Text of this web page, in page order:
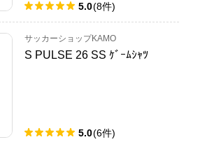
5.0(8件)
サッカーショップKAMO
S PULSE 26 SS ｹﾞｰﾑｼｬﾂ
5.0(6件)